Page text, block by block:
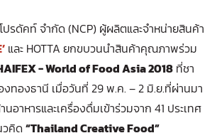
รดัคท์ จำกัด (NCP) ผู้ผลิตและจำหน่ายสินค้า
และ HOTTA ยกขบวนนำสินค้าคุณภาพร่วม
- World of Food Asia 2018 ที่ชา
งทองธานี เมื่อวันที่ 29 พ.ค. – 2 มิ.ย.ที่ผ่านมา
อาหารและเครื่องดื่มเข้าร่วมจาก 41 ประเทศ
วคิด “Thailand Creative Food”